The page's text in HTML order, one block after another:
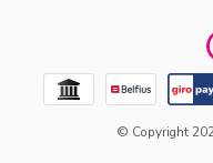
© Copyright